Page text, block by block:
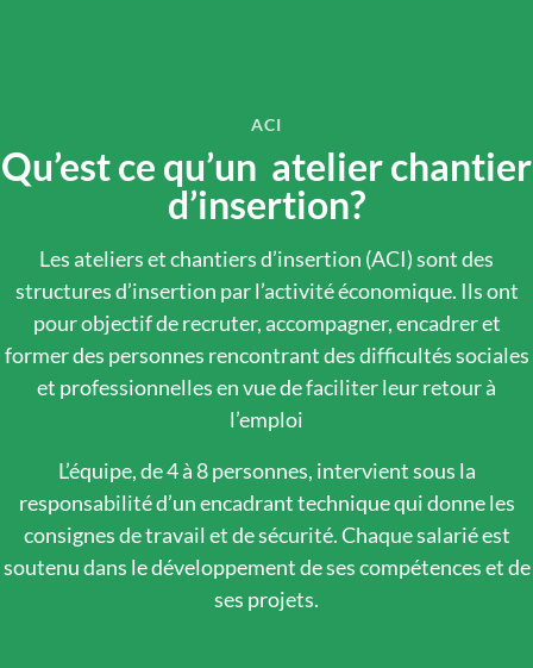
ACI
Qu’est ce qu’un atelier chantier
d’insertion?
Les ateliers et chantiers d’insertion (ACI) sont des
structures d’insertion par l’activité économique. Ils ont
pour objectif de recruter, accompagner, encadrer et
former des personnes rencontrant des difficultés sociales
et professionnelles en vue de faciliter leur retour à
l’emploi
L’équipe, de 4 à 8 personnes, intervient sous la
responsabilité d’un encadrant technique qui donne les
consignes de travail et de sécurité. Chaque salarié est
soutenu dans le développement de ses compétences et de
ses projets.